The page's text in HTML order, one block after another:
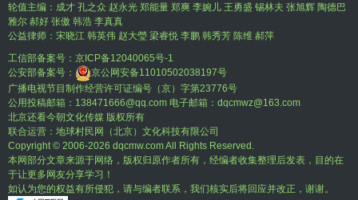
轮值主编：成才 孔之众 赵永光 郑能量 郑爽 李婉儿 王勇盛 锡林夫 张旭辉 陶德巴
雅尔 郝好 张傲 韩浩 李真真
公益律师：宋晓江 韩英伟 赵大瑩 梁睿悦 李鹏 韩秀芳 陈维 郝萍
工信部备案号： 京ICP备12040065号-1
公安部备案号：
京公网安备11010502038197号
广播电视节目制作经营许可证编号（京）字第23776号
公用投稿邮箱：138471666@qq.com 电子邮箱：dqcmwz@163.com
北京还看今朝文化传媒 版权所有
联合运营：地球村民网（北京）文化科技有限公司
Copyright © 2006-2026 dqcmw.com All Rights Reserved.
本网部分文章来源于网络，版权归原作者所有，经编者收集整理后发表，目的在
于让更多网友分享学习！
如认为您的权益有所侵犯，请与编者联系，我们核实后将回应并改正，谢谢。